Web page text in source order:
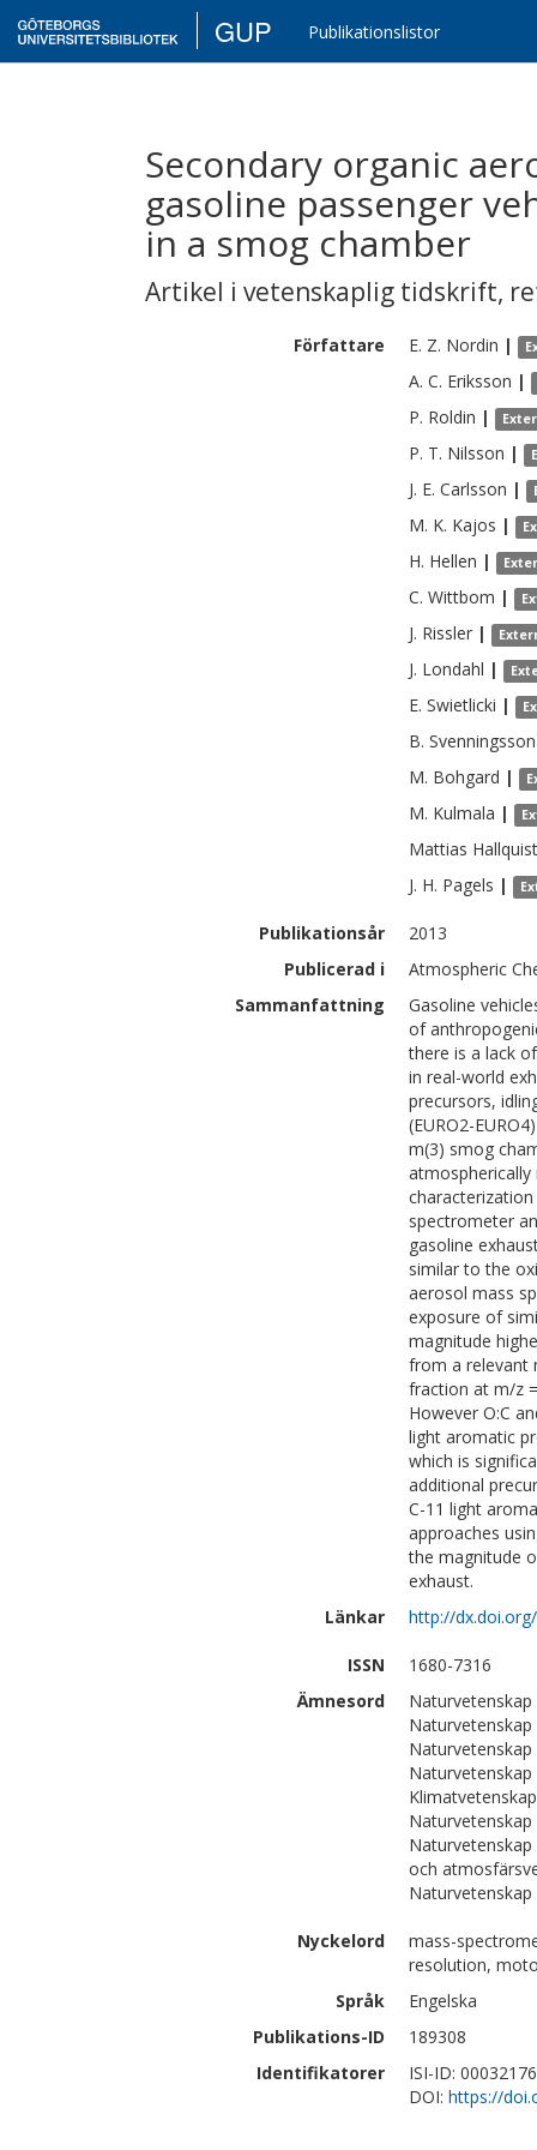
GUP Publikationslistor
Secondary organic
gasoline passenger
in a smog chamber
Artikel i vetenskaplig tidskrift,
Författare E. Z. Nordin |
A. C. Eriksson |
P. Roldin |
P. T. Nilsson |
J. E. Carlsson |
M. K. Kajos |
H. Hellen |
C. Wittbom |
J. Rissler |
J. Londahl |
E. Swietlicki |
B. Svenningsson
M. Bohgard |
M. Kulmala |
Mattias Hallquist
J. H. Pagels |
Publikationsår
2013
Publicerad i
Atmospheric
Sammanfattning
Gasoline
of
there is a lack
in real-world
precursors,
(EURO2-
m(3) smog
spectrometer
gasoline
similar to the
aerosol mass
exposure of
magnitude
from a relevant
fraction at m/z
However O:C
light aromatic
which is
additional
C-11 light
approaches
the magnitude
exhaust.
Länkar
http://
ISSN
1680-7316
Ämnesord
Klimatvetenskap
och
Nyckelord
mass-
resolution,
Språk
Engelska
Publikations-ID
189308
Identifikatorer
ISI-ID:
DOI: https://